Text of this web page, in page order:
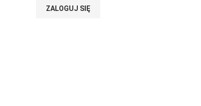
ZALOGUJ SIĘ